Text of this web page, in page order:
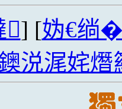
] [妫€绱
涚浘姹熸